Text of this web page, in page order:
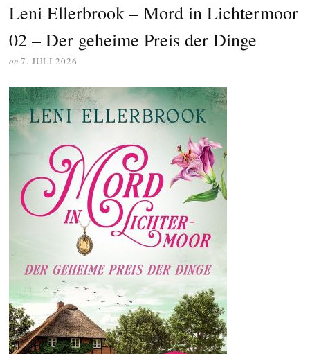
Leni Ellerbrook – Mord in Lichtermoor
02 – Der geheime Preis der Dinge
on 7. JULI 2026